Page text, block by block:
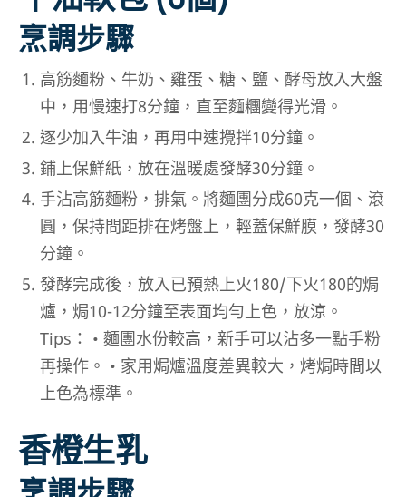
烹調步驟
高筋麵粉、牛奶、雞蛋、糖、鹽、酵母放入大盤
中，用慢速打8分鐘，直至麵糰變得光滑。
逐少加入牛油，再用中速攪拌10分鐘。
鋪上保鮮紙，放在溫暖處發酵30分鐘。
手沾高筋麵粉，排氣。將麵團分成60克一個、滾
圓，保持間距排在烤盤上，輕蓋保鮮膜，發酵30
分鐘。
發酵完成後，放入已預熱上火180/下火180的焗
爐，焗10-12分鐘至表面均勻上色，放涼。
Tips： • 麵團水份較高，新手可以沾多一點手粉
再操作。 • 家用焗爐溫度差異較大，烤焗時間以
上色為標準。
香橙生乳